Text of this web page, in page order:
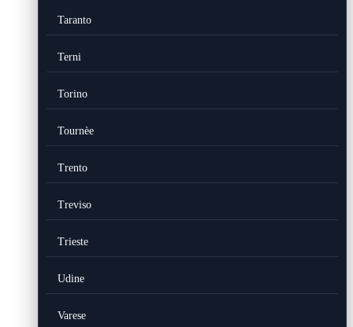
Taranto
Terni
Torino
Tournèe
Trento
Treviso
Trieste
Udine
Varese